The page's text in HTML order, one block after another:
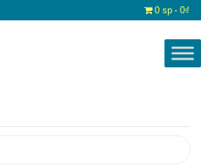
0 sp 0₫